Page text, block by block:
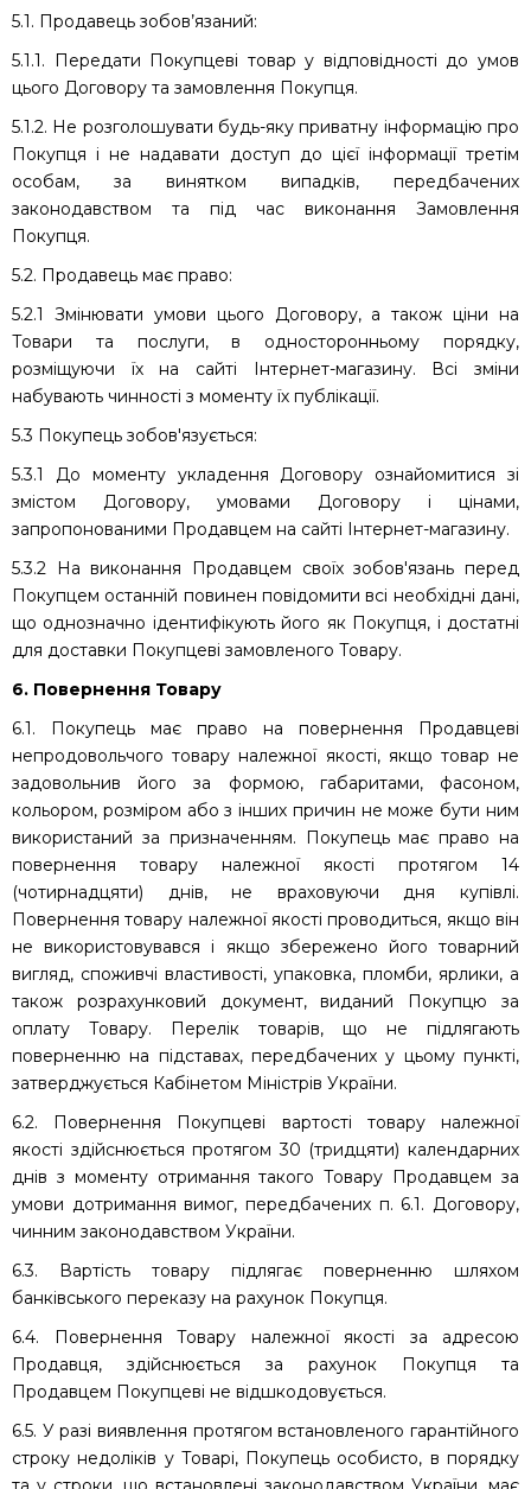
5.1. Продавець зобов’язаний:
5.1.1. Передати Покупцеві товар у відповідності до умов
цього Договору та замовлення Покупця.
5.1.2. Не розголошувати будь-яку приватну інформацію про
Покупця і не надавати доступ до цієї інформації третім
особам, за винятком випадків, передбачених
законодавством та під час виконання Замовлення
Покупця.
5.2. Продавець має право:
5.2.1 Змінювати умови цього Договору, а також ціни на
Товари та послуги, в односторонньому порядку,
розміщуючи їх на сайті Інтернет-магазину. Всі зміни
набувають чинності з моменту їх публікації.
5.3 Покупець зобов'язується:
5.3.1 До моменту укладення Договору ознайомитися зі
змістом Договору, умовами Договору і цінами,
запропонованими Продавцем на сайті Інтернет-магазину.
5.3.2 На виконання Продавцем своїх зобов'язань перед
Покупцем останній повинен повідомити всі необхідні дані,
що однозначно ідентифікують його як Покупця, і достатні
для доставки Покупцеві замовленого Товару.
6. Повернення Товару
6.1. Покупець має право на повернення Продавцеві
непродовольчого товару належної якості, якщо товар не
задовольнив його за формою, габаритами, фасоном,
кольором, розміром або з інших причин не може бути ним
використаний за призначенням. Покупець має право на
повернення товару належної якості протягом 14
(чотирнадцяти) днів, не враховуючи дня купівлі.
Повернення товару належної якості проводиться, якщо він
не використовувався і якщо збережено його товарний
вигляд, споживчі властивості, упаковка, пломби, ярлики, а
також розрахунковий документ, виданий Покупцю за
оплату Товару. Перелік товарів, що не підлягають
поверненню на підставах, передбачених у цьому пункті,
затверджується Кабінетом Міністрів України.
6.2. Повернення Покупцеві вартості товару належної
якості здійснюється протягом 30 (тридцяти) календарних
днів з моменту отримання такого Товару Продавцем за
умови дотримання вимог, передбачених п. 6.1. Договору,
чинним законодавством України.
6.3. Вартість товару підлягає поверненню шляхом
банківського переказу на рахунок Покупця.
6.4. Повернення Товару належної якості за адресою
Продавця, здійснюється за рахунок Покупця та
Продавцем Покупцеві не відшкодовується.
6.5. У разі виявлення протягом встановленого гарантійного
строку недоліків у Товарі, Покупець особисто, в порядку